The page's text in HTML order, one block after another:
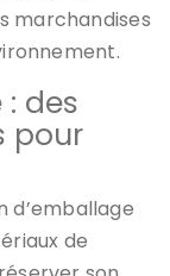
marchandises
des
pour
d’emballage
de